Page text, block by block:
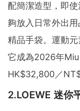
配簡潔造型，即
夠放入日常外出
精品手袋。運動
它成為2026年Miu
HK$32,800／
2.LOEWE 迷你